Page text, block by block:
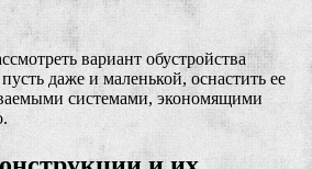
вариант обустройства
даже и маленькой, оснастить ее
системами, экономящими